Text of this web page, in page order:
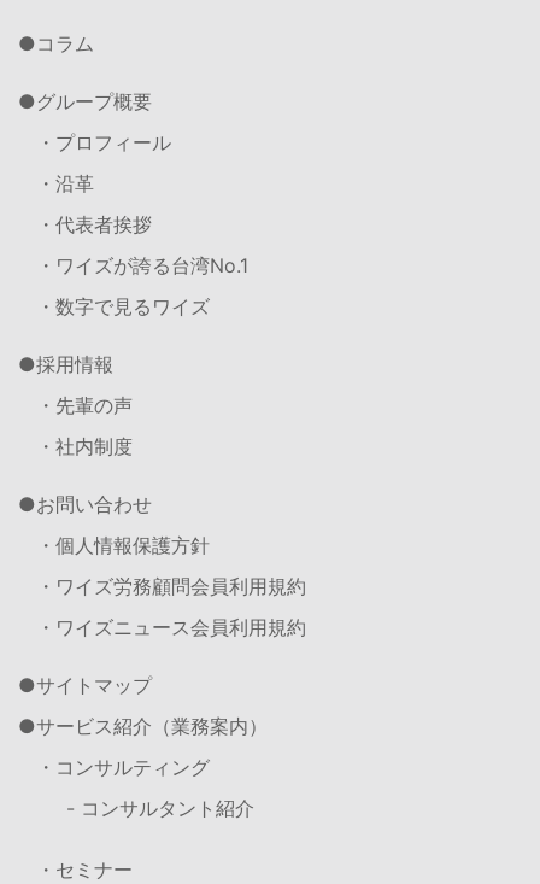
コラム
グループ概要
・プロフィール
・沿革
・代表者挨拶
・ワイズが誇る台湾No.1
・数字で見るワイズ
採用情報
・先輩の声
・社内制度
お問い合わせ
・個人情報保護方針
・ワイズ労務顧問会員利用規約
・ワイズニュース会員利用規約
サイトマップ
サービス紹介（業務案内）
・コンサルティング
- コンサルタント紹介
・セミナー